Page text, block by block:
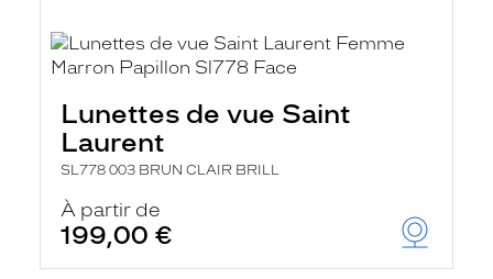
Lunettes de vue Saint
Laurent
SL778 003 BRUN CLAIR BRILL
À partir de
199,00 €